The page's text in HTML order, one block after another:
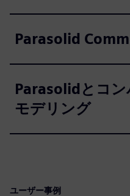
Parasolid
Parasolidとコン
モデリング
ユーザー事例